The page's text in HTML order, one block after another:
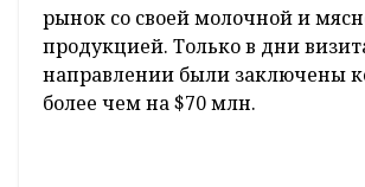
рынок со своей молочной и
продукцией. Только в дни
направлении были заключены
более чем на $70 млн.